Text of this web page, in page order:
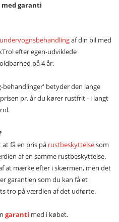
garanti
undervognsbehandlingaf din bil med
efter egen-udviklede
på 4 år.
behandlinger' betyder den lange
pr. år du kører rustfrit - i langt
få en pris på rustbeskyttelsesom
af en samme rustbeskyttelse.
at mærke efter i skærmen, men det
garantien som du kan få et
tro på værdien af det udførte.
garanti med i købet.